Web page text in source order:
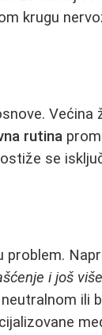
krugu
Većina
rutina
se
problem.
i još više
ili